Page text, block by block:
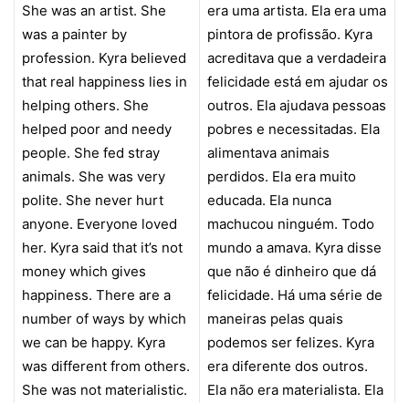
She was an artist. She
was a painter by
profession. Kyra believed
that real happiness lies in
helping others. She
helped poor and needy
people. She fed stray
animals. She was very
polite. She never hurt
anyone. Everyone loved
her. Kyra said that it’s not
money which gives
happiness. There are a
number of ways by which
we can be happy. Kyra
was different from others.
She was not materialistic.
era uma artista. Ela era uma
pintora de profissão. Kyra
acreditava que a verdadeira
felicidade está em ajudar os
outros. Ela ajudava pessoas
pobres e necessitadas. Ela
alimentava animais
perdidos. Ela era muito
educada. Ela nunca
machucou ninguém. Todo
mundo a amava. Kyra disse
que não é dinheiro que dá
felicidade. Há uma série de
maneiras pelas quais
podemos ser felizes. Kyra
era diferente dos outros.
Ela não era materialista. Ela